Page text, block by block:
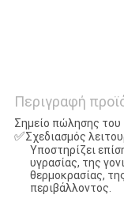
Περιγραφή
Σημείο πώλησης του
✅Σχεδιασμός
Υποστηρίζει
υγρασίας, της
θερμοκρασίας,
περιβάλλοντος.